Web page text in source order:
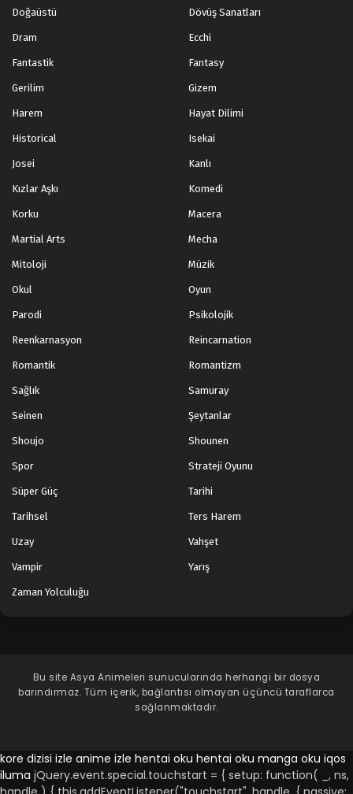
Doğaüstü Dövüş Sanatları
Dram Ecchi
Fantastik Fantasy
Gerilim Gizem
Harem Hayat Dilimi
Historical Isekai
Josei Kanlı
Kızlar Aşkı Komedi
Korku Macera
Martial Arts Mecha
Mitoloji Müzik
Okul Oyun
Parodi Psikolojik
Reenkarnasyon Reincarnation
Romantik Romantizm
Sağlık Samuray
Seinen Şeytanlar
Shoujo Shounen
Spor Strateji Oyunu
Süper Güç Tarihi
Tarihsel Ters Harem
Uzay Vahşet
Vampir Yarış
Zaman Yolculuğu
Bu site Asya Animeleri sunucularında herhangi bir dosya
barındırmaz. Tüm içerik, bağlantısı olmayan üçüncü taraflarca
sağlanmaktadır.
kore dizisi izle anime izle hentai oku hentai oku manga oku iqos
iluma jQuery.event.special.touchstart = { setup: function( _, ns,